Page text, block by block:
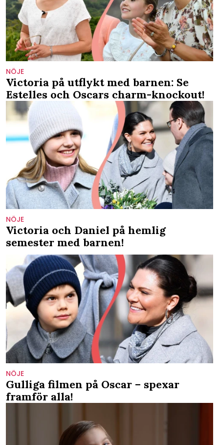
NÖJE
Victoria på utflykt med barnen: Se
Estelles och Oscars charm-knockout!
NÖJE
Victoria och Daniel på hemlig
semester med barnen!
NÖJE
Gulliga filmen på Oscar – spexar
framför alla!